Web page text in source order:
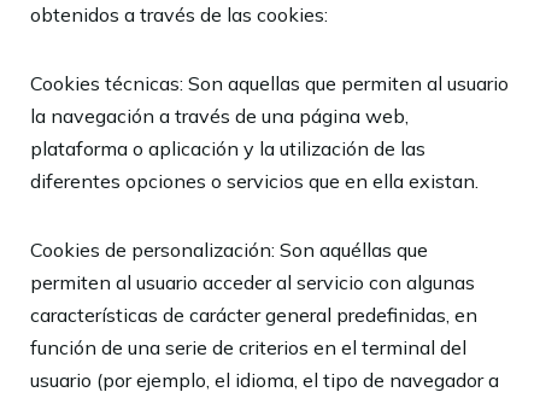
obtenidos a través de las cookies:
Cookies técnicas: Son aquellas que permiten al usuario
la navegación a través de una página web,
plataforma o aplicación y la utilización de las
diferentes opciones o servicios que en ella existan.
Cookies de personalización: Son aquéllas que
permiten al usuario acceder al servicio con algunas
características de carácter general predefinidas, en
función de una serie de criterios en el terminal del
usuario (por ejemplo, el idioma, el tipo de navegador a